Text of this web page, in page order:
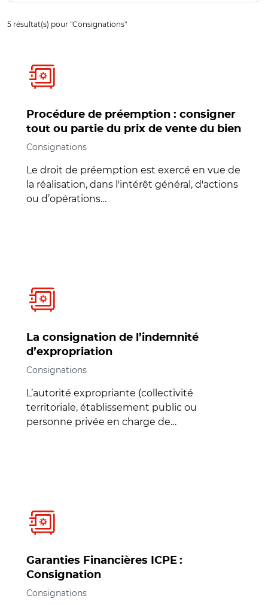
Filtrage de l'offre sur la thématique :
5 résultat(s) pour "Consignations"
Procédure de préemption : consigner
tout ou partie du prix de vente du bien
Consignations
Le droit de préemption est exercé en vue de
la réalisation, dans l'intérêt général, d'actions
ou d’opérations…
La consignation de l’indemnité
d’expropriation
Consignations
L’autorité expropriante (collectivité
territoriale, établissement public ou
personne privée en charge de…
Garanties Financières ICPE :
Consignation
Consignations